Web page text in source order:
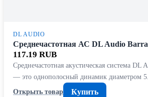
DL AUDIO
Среднечастотная АС DL Audio
117.19 RUB
Среднечастотная акустическая система DL
— это однополосный динамик диаметром
Открыть товар
Купить